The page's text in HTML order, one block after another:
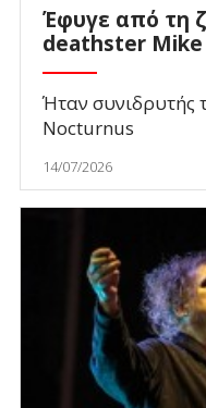
Έφυγε από τη
deathster
Ήταν συνιδρυτής
Nocturnus
14/07/2026